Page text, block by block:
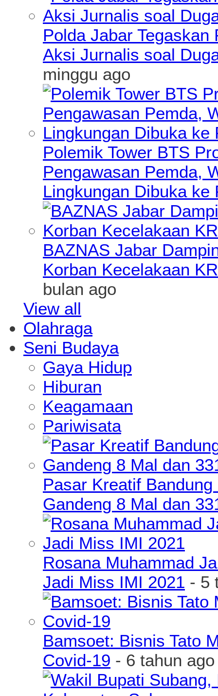
Polda Jabar
Aksi Jurnalis soal
minggu ago
Polemik Tower BTS
Pengawasan Pemda,
Lingkungan Dibuka ke
BAZNAS Jabar
Korban Kecelakaan
bulan ago
View all
Olahraga
Seni Budaya
Gaya Hidup
Hiburan
Keagamaan
Pariwisata
Pasar Kreatif
Gandeng 8 Mal dan
Rosana Muhammad
Jadi Miss IMI 2021 - 5
Bamsoet: Bisnis Tato
Covid-19 - 6 tahun ago